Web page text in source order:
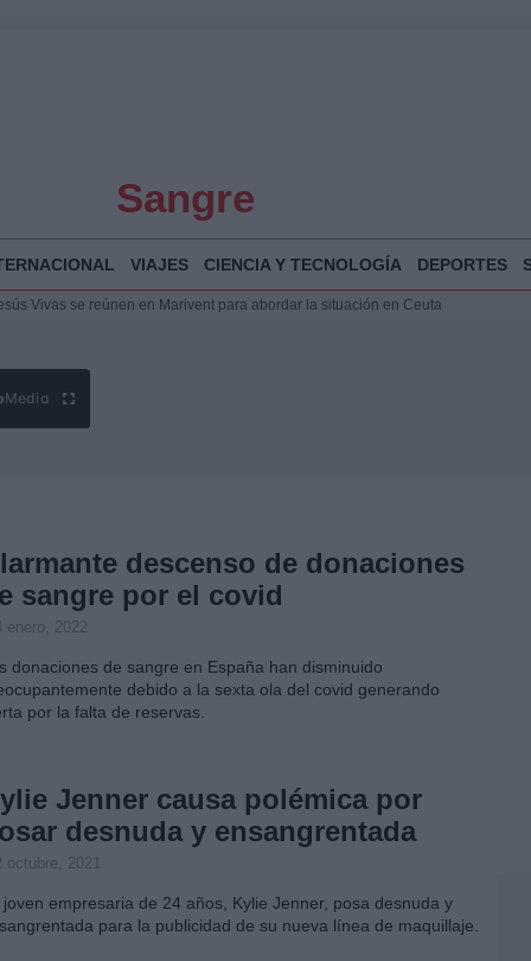
Sangre
VIAJES CIENCIA Y TECNOLOGÍA DEPORTES
del Gobierno ante la crisis migratoria en Ceuta
Vivas se reúnen en Marivent para abordar la situación en Ceuta
Media
descenso de donaciones
sangre por el covid
enero, 2022
donaciones de sangre en España han disminuido
debido a la sexta ola del covid generando
por la falta de reservas.
Jenner causa polémica por
desnuda y ensangrentada
octubre, 2021
joven empresaria de 24 años, Kylie Jenner, posa desnuda y
para la publicidad de su nueva línea de maquillaje.